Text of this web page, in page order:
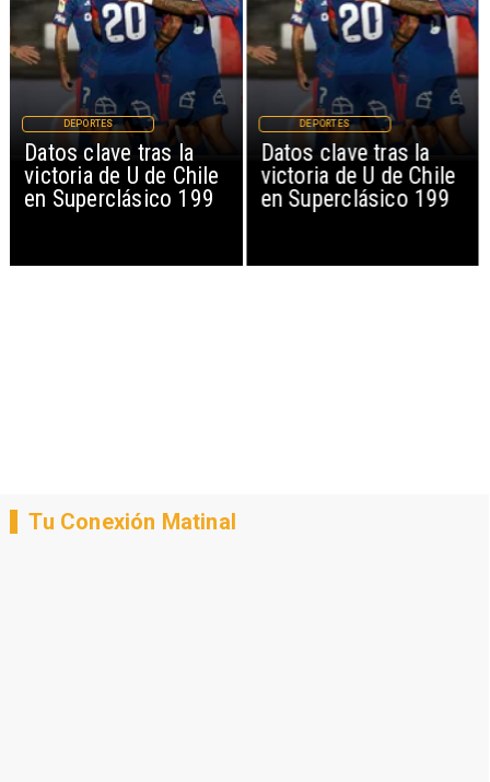
Datos clave tras la
victoria de U de Chile
en Superclásico 199
DEPORTES
Datos clave tras la
victoria de U de Chile
en Superclásico 199
DEPORTES
Tu Conexión Matinal